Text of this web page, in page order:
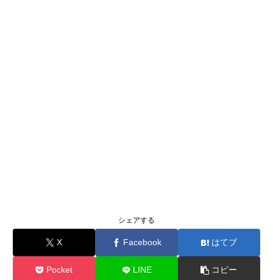
シェアする
X Facebook はてブ
Pocket LINE コピー